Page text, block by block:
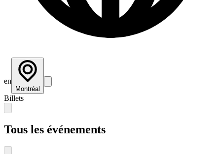
en
Montréal
Billets
Tous les événements